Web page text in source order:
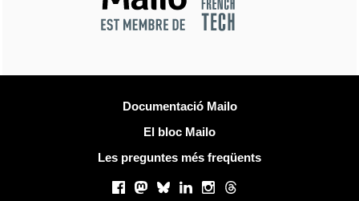
Documentació Mailo
El bloc Mailo
Les preguntes més freqüents
Facebook
Mastodon
BlueskyLinkedInInstagram
Threads